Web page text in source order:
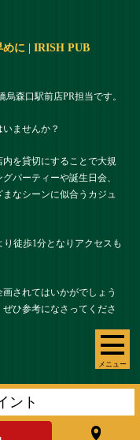
メニュー
に | IRISH PUB
森口駅前店PR担当です。
ませんか？
を貸切にすることで大規
パーティーや誕生日会、
なシーンに似合うカジュ
徒歩1分となりアクセスも
されてはいかがでしょう
ひ参考になさってくださ
ント